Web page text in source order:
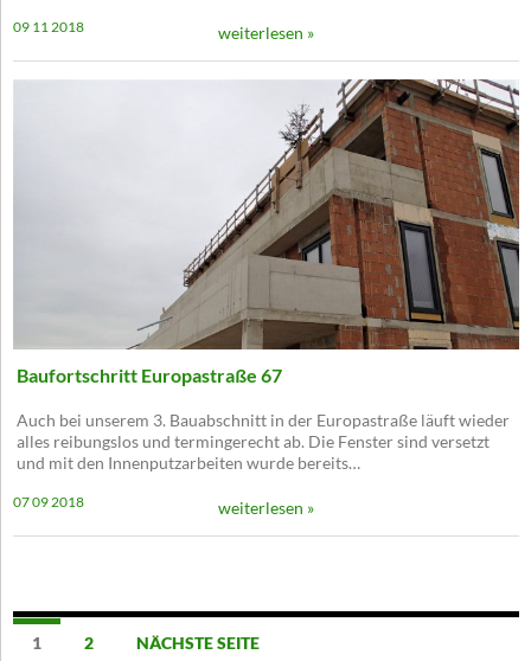
weiterlesen »
09 11 2018
Baufortschritt Europastraße 67
Auch bei unserem 3. Bauabschnitt in der Europastraße läuft wieder
alles reibungslos und termingerecht ab. Die Fenster sind versetzt
und mit den Innenputzarbeiten wurde bereits…
weiterlesen »
07 09 2018
Posts
1 2 NÄCHSTE SEITE